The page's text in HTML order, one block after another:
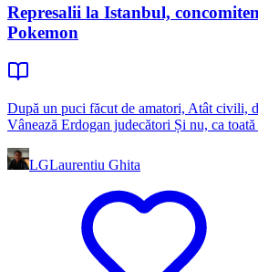
Represalii la Istanbul,
Pokemon
După un puci făcut de amatori, Atât civili,
Vânează Erdogan judecători Și nu, ca
LGLaurentiu Ghita